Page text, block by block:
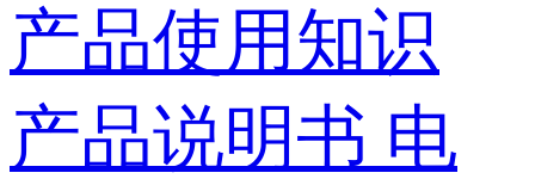
产品使用知识
产品说明书 电